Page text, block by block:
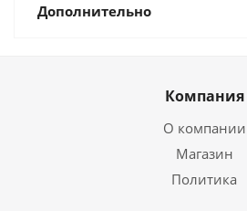
Дополнительно
Компания
О компании
Магазин
Политика